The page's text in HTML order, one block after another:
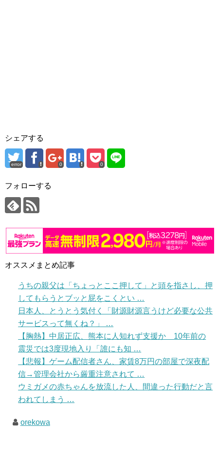
シェアする
error 0 0
フォローする
オススメまとめ記事
うちの親父は「ちょっとここ押して」と頭を指さし、押
してもらうとブッと屁をこくとい …
日本人、とうとう気付く「財源財源言うけど必要な公共
サービスって無くね？」 …
【胸熱】中居正広、熊本に人知れず支援か 10年前の
震災では3度現地入り「誰にも知 …
【悲報】ゲーム配信者さん、家賃8万円の部屋で深夜配
信→管理会社から厳重注意されて …
ウミガメの赤ちゃんを放流した人、間違った行動だと言
われてしまう …
orekowa